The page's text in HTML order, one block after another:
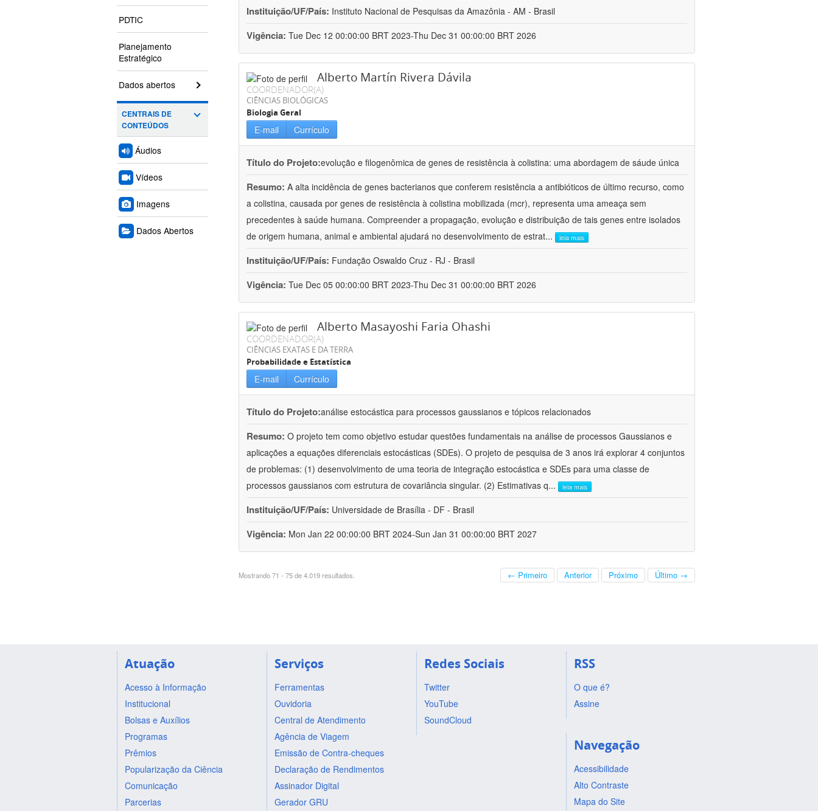
PDTIC
Planejamento
Estratégico
Dados abertos
CENTRAIS DE
CONTEÚDOS
Áudios
Vídeos
Imagens
Dados Abertos
Instituição/UF/País: Instituto Nacional de Pesquisas da Amazônia - AM - Brasil
Vigência: Tue Dec 12 00:00:00 BRT 2023-Thu Dec 31 00:00:00 BRT 2026
Alberto Martín Rivera Dávila
COORDENADOR(A)
CIÊNCIAS BIOLÓGICAS
Biologia Geral
E-mail Currículo
Título do Projeto:evolução e filogenômica de genes de resistência à colistina: uma abordagem de sáude única
Resumo: A alta incidência de genes bacterianos que conferem resistência a antibióticos de último recurso, como
a colistina, causada por genes de resistência à colistina mobilizada (mcr), representa uma ameaça sem
precedentes à saúde humana. Compreender a propagação, evolução e distribuição de tais genes entre isolados
de origem humana, animal e ambiental ajudará no desenvolvimento de estrat... leia mais
Instituição/UF/País: Fundação Oswaldo Cruz - RJ - Brasil
Vigência: Tue Dec 05 00:00:00 BRT 2023-Thu Dec 31 00:00:00 BRT 2026
Alberto Masayoshi Faria Ohashi
COORDENADOR(A)
CIÊNCIAS EXATAS E DA TERRA
Probabilidade e Estatística
E-mail Currículo
Título do Projeto:análise estocástica para processos gaussianos e tópicos relacionados
Resumo: O projeto tem como objetivo estudar questões fundamentais na análise de processos Gaussianos e
aplicações a equações diferenciais estocásticas (SDEs). O projeto de pesquisa de 3 anos irá explorar 4 conjuntos
de problemas: (1) desenvolvimento de uma teoria de integração estocástica e SDEs para uma classe de
processos gaussianos com estrutura de covariância singular. (2) Estimativas q... leia mais
Instituição/UF/País: Universidade de Brasília - DF - Brasil
Vigência: Mon Jan 22 00:00:00 BRT 2024-Sun Jan 31 00:00:00 BRT 2027
Mostrando 71 - 75 de 4.019 resultados. ← Primeiro Anterior Próximo Último →
Atuação
Acesso à Informação
Institucional
Bolsas e Auxílios
Programas
Prêmios
Popularização da Ciência
Comunicação
Parcerias
Serviços
Ferramentas
Ouvidoria
Central de Atendimento
Agência de Viagem
Emissão de Contra-cheques
Declaração de Rendimentos
Assinador Digital
Gerador GRU
Redes Sociais
Twitter
YouTube
SoundCloud
RSS
O que é?
Assine
Navegação
Acessibilidade
Alto Contraste
Mapa do Site